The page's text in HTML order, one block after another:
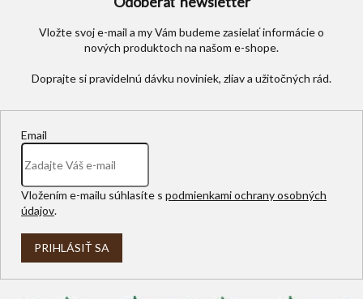
Vložte svoj e-mail a my Vám budeme zasielať informácie o
nových produktoch na našom e-shope.
Email
Vložením e-mailu súhlasíte s podmienkami ochrany osobných
údajov.
PRIHLÁSIŤ SA